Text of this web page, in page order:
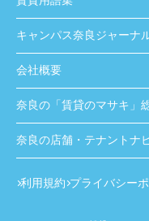
キャンパス奈良ジャーナ
会社概要
奈良の「賃貸のマサキ」
奈良の店舗・テナントナ
利用規約 プライバシー